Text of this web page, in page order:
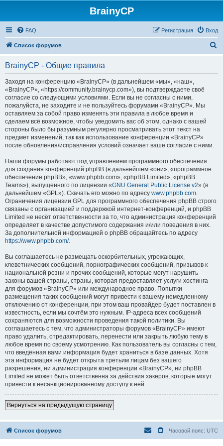
BrainyCP
FAQ Вход
Регистрация
Список форумов
BrainyCP - Общие правила
Заходя на конференцию «BrainyCP» (в дальнейшем «мы», «наш»,
«BrainyCP», «https://community.brainycp.com»), вы подтверждаете своё
согласие со следующими условиями. Если вы не согласны с ними,
пожалуйста, не заходите и не пользуйтесь форумами «BrainyCP». Мы
оставляем за собой право изменять эти правила в любое время и
сделаем всё возможное, чтобы уведомить вас об этом, однако с вашей
стороны было бы разумным регулярно просматривать этот текст на
предмет изменений, так как использование конференции «BrainyCP»
после обновления/исправления условий означает ваше согласие с ними.
Наши форумы работают под управлением программного обеспечения
для создания конференций phpBB (в дальнейшем «они», «программное
обеспечение phpBB», «www.phpbb.com», «phpBB Limited», «phpBB
Teams»), выпущенного по лицензии «GNU General Public License v2» (в
дальнейшем «GPL»). Скачать его можно по адресу www.phpbb.com.
Ограничения лицензии GPL для программного обеспечения phpBB строго
связаны с организацией и поддержкой интернет-конференций, и phpBB
Limited не несёт ответственности за то, что администрация конференций
определяет в качестве допустимого содержания и/или поведения в них.
За дополнительной информацией о phpBB обращайтесь по адресу
https://www.phpbb.com/.
Вы соглашаетесь не размещать оскорбительных, угрожающих,
клеветнических сообщений, порнографических сообщений, призывов к
национальной розни и прочих сообщений, которые могут нарушить
законы вашей страны, страны, которая предоставляет услуги хостинга
для форумов «BrainyCP» или международное право. Попытки
размещения таких сообщений могут привести к вашему немедленному
отключению от конференции, при этом ваш провайдер будет поставлен в
известность, если мы сочтём это нужным. IP-адреса всех сообщений
сохраняются для возможности проведения такой политики. Вы
соглашаетесь с тем, что администраторы форумов «BrainyCP» имеют
право удалить, отредактировать, перенести или закрыть любую тему в
любое время по своему усмотрению. Как пользователь вы согласны с тем,
что введённая вами информация будет храниться в базе данных. Хотя
эта информация не будет открыта третьим лицам без вашего
разрешения, ни администрация конференции «BrainyCP», ни phpBB
Limited не может быть ответственна за действия хакеров, которые могут
привести к несанкционированному доступу к ней.
Вернуться на предыдущую страницу
Список форумов Часовой пояс: UTC